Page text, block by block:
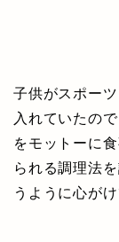
子供がスポー
入れていたの
をモットーに
られる調理法
うように心がけ